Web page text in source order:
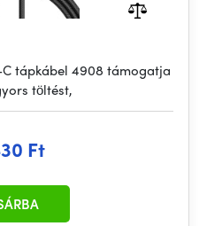
tápkábel 4908 támogatja
töltést,
Ft